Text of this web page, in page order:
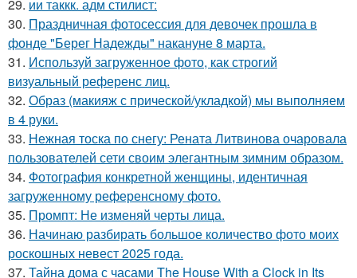
29. ии таккк. адм стилист:
30. Праздничная фотосессия для девочек прошла в
фонде "Берег Надежды" накануне 8 марта.
31. Используй загруженное фото, как строгий
визуальный референс лиц.
32. Образ (макияж с прической/укладкой) мы выполняем
в 4 руки.
33. Нежная тоска по снегу: Рената Литвинова очаровала
пользователей сети своим элегантным зимним образом.
34. Фотография конкретной женщины, идентичная
загруженному референсному фото.
35. Промпт: Не изменяй черты лица.
36. Начинаю разбирать большое количество фото моих
роскошных невест 2025 года.
37. Тайна дома с часами The House With a Clock in Its